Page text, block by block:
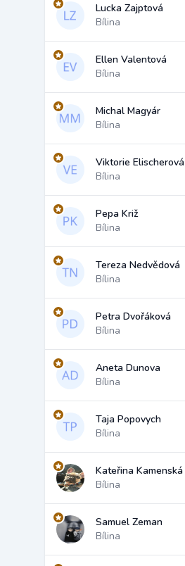
Lucka Zajptová
Bílina
Ellen Valentová
Bílina
Michal Magyár
Bílina
Viktorie Elischerová
Bílina
Pepa Križ
Bílina
Tereza Nedvědová
Bílina
Petra Dvořáková
Bílina
Aneta Dunova
Bílina
Taja Popovych
Bílina
Kateřina Kamenská
Bílina
Samuel Zeman
Bílina